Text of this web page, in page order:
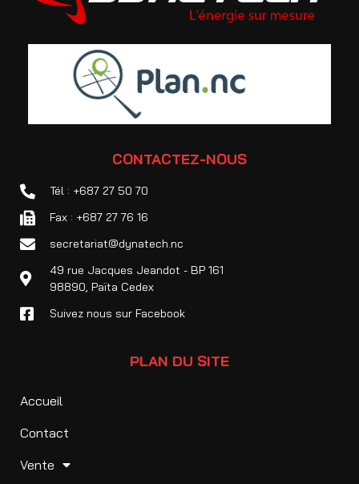
CONTACTEZ-NOUS
Tél : +687 27 50 70
Fax : +687 27 76 16
secretariat@dynatech.nc
49 rue Jacques Jeandot - BP 161
98890, Païta Cedex
Suivez nous sur Facebook
PLAN DU SITE
Accueil
Contact
Vente